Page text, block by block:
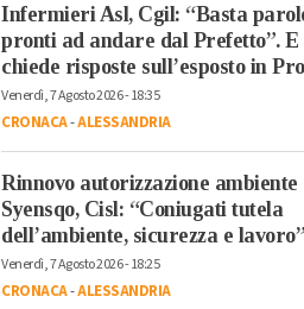
Infermieri Asl, Cgil: “Basta
pronti ad andare dal Prefetto”. E
chiede risposte sull’esposto in
Venerdì, 7 Agosto 2026 - 18:35
CRONACA-ALESSANDRIA
Rinnovo autorizzazione ambiente
Syensqo, Cisl: “Coniugati tutela
dell’ambiente, sicurezza e lavoro”
Venerdì, 7 Agosto 2026 - 18:25
CRONACA-ALESSANDRIA